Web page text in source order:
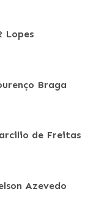
Lopes
Braga
de Freitas
Azevedo